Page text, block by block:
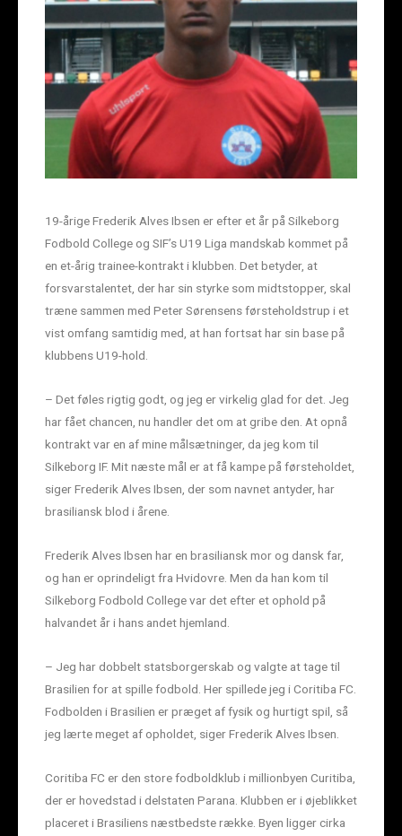
19-årige Frederik Alves Ibsen er efter et år på Silkeborg
Fodbold College og SIF’s U19 Liga mandskab kommet på
en et-årig trainee-kontrakt i klubben. Det betyder, at
forsvarstalentet, der har sin styrke som midtstopper, skal
træne sammen med Peter Sørensens førsteholdstrup i et
vist omfang samtidig med, at han fortsat har sin base på
klubbens U19-hold.
– Det føles rigtig godt, og jeg er virkelig glad for det. Jeg
har fået chancen, nu handler det om at gribe den. At opnå
kontrakt var en af mine målsætninger, da jeg kom til
Silkeborg IF. Mit næste mål er at få kampe på førsteholdet,
siger Frederik Alves Ibsen, der som navnet antyder, har
brasiliansk blod i årene.
Frederik Alves Ibsen har en brasiliansk mor og dansk far,
og han er oprindeligt fra Hvidovre. Men da han kom til
Silkeborg Fodbold College var det efter et ophold på
halvandet år i hans andet hjemland.
– Jeg har dobbelt statsborgerskab og valgte at tage til
Brasilien for at spille fodbold. Her spillede jeg i Coritiba FC.
Fodbolden i Brasilien er præget af fysik og hurtigt spil, så
jeg lærte meget af opholdet, siger Frederik Alves Ibsen.
Coritiba FC er den store fodboldklub i millionbyen Curitiba,
der er hovedstad i delstaten Parana. Klubben er i øjeblikket
placeret i Brasiliens næstbedste række. Byen ligger cirka